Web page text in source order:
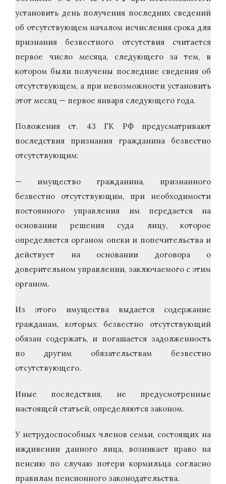
установить день получения последних сведений
об отсутствующем началом исчисления срока для
признания безвестного отсутствия считается
первое число месяца, следующего за тем, в
котором были получены последние сведения об
отсутствующем, а при невозможности установить
этот месяц — первое января следующего года.
Положения ст. 43 ГК РФ предусматривают
последствия признания гражданина безвестно
отсутствующим:
— имущество гражданина, признанного
безвестно отсутствующим, при необходимости
постоянного управления им передается на
основании решения суда лицу, которое
определяется органом опеки и попечительства и
действует на основании договора о
доверительном управлении, заключаемого с этим
органом.
Из этого имущества выдается содержание
гражданам, которых безвестно отсутствующий
обязан содержать, и погашается задолженность
по другим обязательствам безвестно
отсутствующего.
Иные последствия, не предусмотренные
настоящей статьей, определяются законом.
У нетрудоспособных членов семьи, состоящих на
иждивении данного лица, возникает право на
пенсию по случаю потери кормильца согласно
правилам пенсионного законодательства.